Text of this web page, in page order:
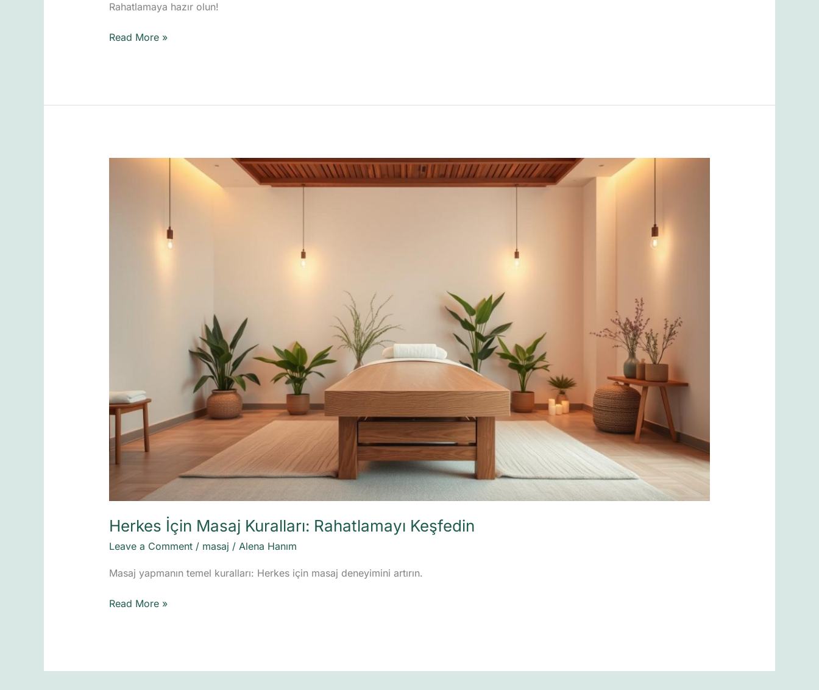
Rahatlamaya hazır olun!
Read More »
Herkes İçin Masaj Kuralları: Rahatlamayı Keşfedin
Leave a Comment / masaj / Alena Hanım
Masaj yapmanın temel kuralları: Herkes için masaj deneyimini artırın.
Rahatlamayı
Read More »